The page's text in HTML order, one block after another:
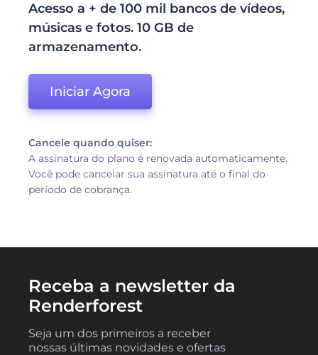
Acesso a + de 100 mil bancos de vídeos,
músicas e fotos. 10 GB de
armazenamento.
Iniciar Agora
Cancele quando quiser:
A assinatura do plano é renovada automaticamente.
Você pode cancelar sua assinatura até o final do
período de cobrança.
Receba a newsletter da
Renderforest
Seja um dos primeiros a receber
nossas últimas novidades e ofertas